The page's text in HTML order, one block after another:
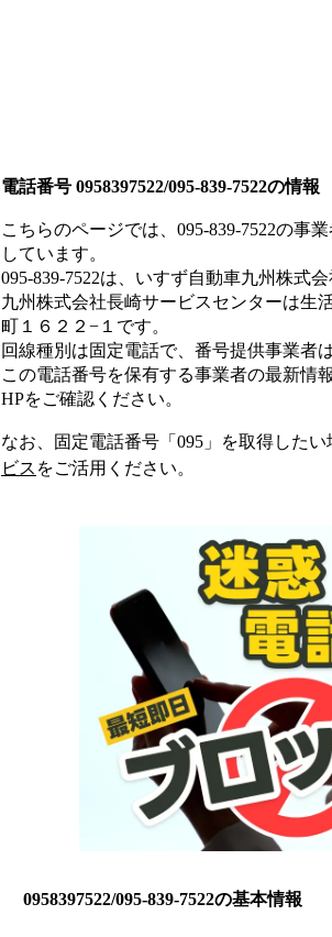
電話番号 0958397522/095-839-7522の情報
こちらのページでは、 095-839-7522の事
しています。
095-839-7522は、 いすず自動車九州株式
九州株式会社長崎サービスセンターは生
町１６２２−１ です。
回線種別は固定電話で、番号提供事業者
この電話番号を保有する事業者の最新情
HPをご確認ください。
なお、固定電話番号「 095 」を取得したい
ビス をご活用ください。
0958397522/095-839-7522の基本情報